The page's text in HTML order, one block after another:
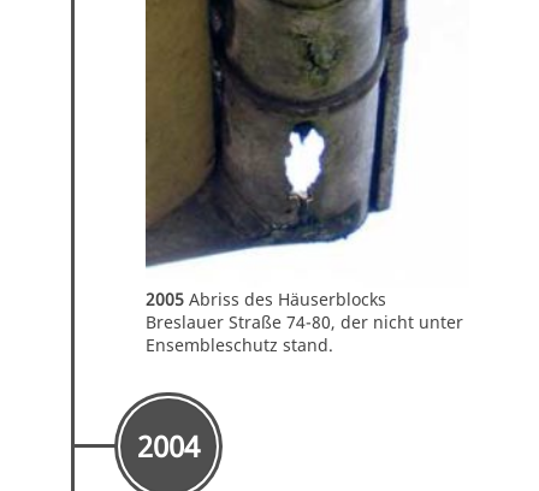
2005 Abriss des Häuserblocks
Breslauer Straße 74-80, der nicht unter
Ensembleschutz stand.
2004